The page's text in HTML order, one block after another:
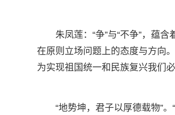
朱凤莲：“争”与“不争”，蕴
在原则立场问题上的态度与方向
为实现祖国统一和民族复兴我们必
“地势坤，君子以厚德载物”